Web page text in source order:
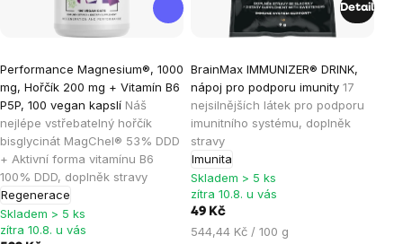
Performance Magnesium®, 1000
mg, Hořčík 200 mg + Vitamín B6
P5P, 100 vegan kapslí Náš
nejlépe vstřebatelný hořčík
bisglycinát MagChel® 53% DDD
+ Aktivní forma vitamínu B6
100% DDD, doplněk stravy
Regenerace
hodnocení
produktu
je
4,9
z
5
hvězdiček.
Skladem > 5 ks
zítra 10.8. u vás
BrainMax IMMUNIZER® DRINK,
nápoj pro podporu imunity 17
nejsilnějších látek pro podporu
imunitního systému, doplněk
stravy
Imunita
hodnocení
produktu
je
4,2
z
5
hvězdiček.
Skladem > 5 ks
zítra 10.8. u vás
49 Kč
Měrná
544,44 Kč / 100 g
Detail